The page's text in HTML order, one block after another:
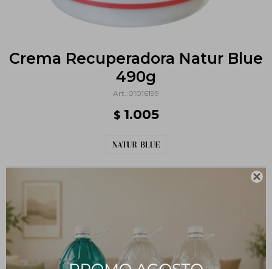

Crema Recuperadora Natur Blue
490g
01016199
$ 1.005
PRODUCTOS QUE TE PUEDEN INTERESAR